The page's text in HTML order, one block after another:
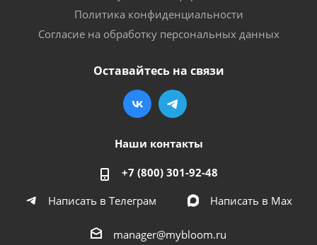
Политика конфиденциальности
Согласие на обработку персональных данных
Оставайтесь на связи
Наши контакты
+7 (800) 301-92-48
Написать в Телеграм
Написать в Мах
manager@mybloom.ru